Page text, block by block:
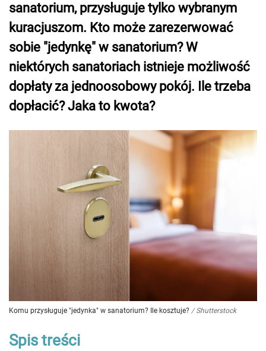
sanatorium, przysługuje tylko wybranym
kuracjuszom. Kto może zarezerwować
sobie "jedynkę" w sanatorium? W
niektórych sanatoriach istnieje możliwość
dopłaty za jednoosobowy pokój. Ile trzeba
dopłacić? Jaka to kwota?
Komu przysługuje "jedynka" w sanatorium? Ile kosztuje? / Shutterstock
Spis treści